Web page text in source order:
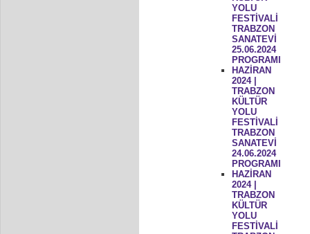
YOLU
FESTİVALİ
TRABZON
SANATEVİ
25.06.2024
PROGRAMI
HAZİRAN
2024 |
TRABZON
KÜLTÜR
YOLU
FESTİVALİ
TRABZON
SANATEVİ
24.06.2024
PROGRAMI
HAZİRAN
2024 |
TRABZON
KÜLTÜR
YOLU
FESTİVALİ